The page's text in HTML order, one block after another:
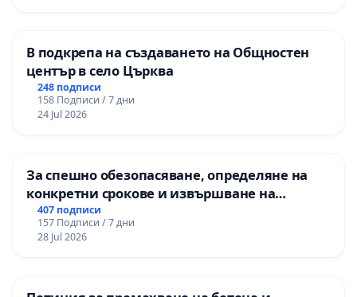
В подкрепа на създаването на Общностен
център в село Църква
248 подписи
158 Подписи / 7 дни
24 Jul 2026
За спешно обезопасяване, определяне на
конкретни срокове и извършване на
цялостна рехабилитация на
републиканския път между пътен възел АМ
„Тракия“ - гр. Ихтиман - с. Мирово - к.к.
407 подписи
157 Подписи / 7 дни
28 Jul 2026